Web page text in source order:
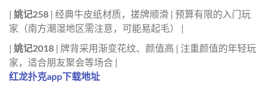
| 姚记258 | 经典牛皮纸材质，搓牌顺滑 | 预算有限的入门玩
家（南方潮湿地区需注意，可能易起毛） |
| 姚记2018 | 牌背采用渐变花纹、颜值高 | 注重颜值的年轻玩
家，适合朋友聚会等场合 |
红龙扑克app下载地址